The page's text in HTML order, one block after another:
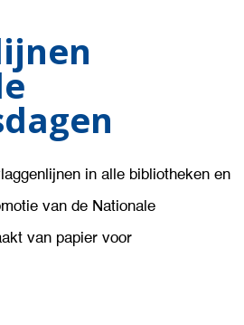
in alle bibliotheken en
van de Nationale
van papier voor